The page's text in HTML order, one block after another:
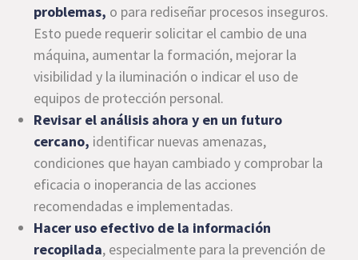
problemas, o para rediseñar procesos inseguros.
Esto puede requerir solicitar el cambio de una
máquina, aumentar la formación, mejorar la
visibilidad y la iluminación o indicar el uso de
equipos de protección personal.
Revisar el análisis ahora y en un futuro
cercano, identificar nuevas amenazas,
condiciones que hayan cambiado y comprobar la
eficacia o inoperancia de las acciones
recomendadas e implementadas.
Hacer uso efectivo de la información
recopilada, especialmente para la prevención de